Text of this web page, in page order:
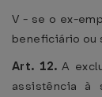
V - se o ex-
beneficiário ou
Art. 12.A
assistência à